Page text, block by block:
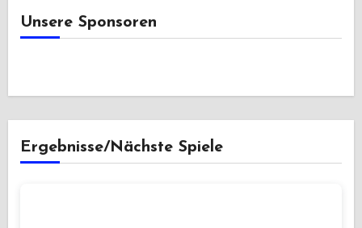
Unsere Sponsoren
Ergebnisse/Nächste Spiele